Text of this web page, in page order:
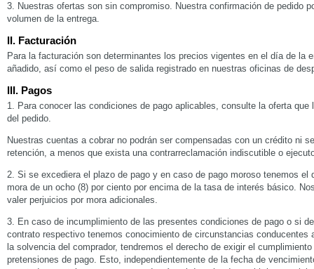
3. Nuestras ofertas son sin compromiso. Nuestra confirmación de pedido
volumen de la entrega.
II. Facturación
Para la facturación son determinantes los precios vigentes en el día de la
añadido, así como el peso de salida registrado en nuestras oficinas de
III. Pagos
1. Para conocer las condiciones de pago aplicables, consulte la oferta
del pedido.
Nuestras cuentas a cobrar no podrán ser compensadas con un crédito ni
retención, a menos que exista una contrarreclamación indiscutible o
2. Si se excediera el plazo de pago y en caso de pago moroso tenemos el
mora de un ocho (8) por ciento por encima de la tasa de interés básico.
valer perjuicios por mora adicionales.
3. En caso de incumplimiento de las presentes condiciones de pago o si
contrato respectivo tenemos conocimiento de circunstancias conducentes
la solvencia del comprador, tendremos el derecho de exigir el
pretensiones de pago. Esto, independientemente de la fecha de